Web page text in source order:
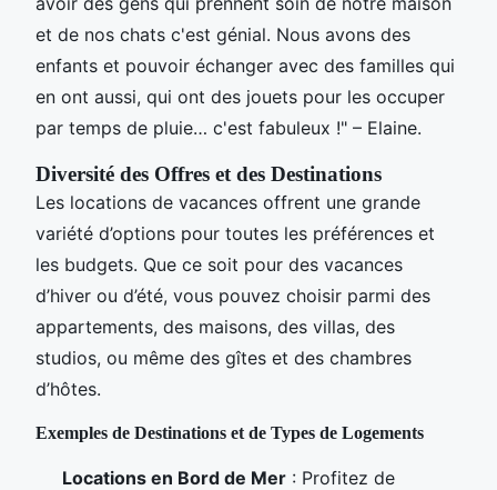
et de nos chats c'est génial. Nous avons des
enfants et pouvoir échanger avec des familles qui
en ont aussi, qui ont des jouets pour les occuper
par temps de pluie… c'est fabuleux !" – Elaine.
Diversité des Offres et des Destinations
Les locations de vacances offrent une grande
variété d’options pour toutes les préférences et
les budgets. Que ce soit pour des vacances
d’hiver ou d’été, vous pouvez choisir parmi des
appartements, des maisons, des villas, des
studios, ou même des gîtes et des chambres
d’hôtes.
Exemples de Destinations et de Types de Logements
Locations en Bord de Mer : Profitez de